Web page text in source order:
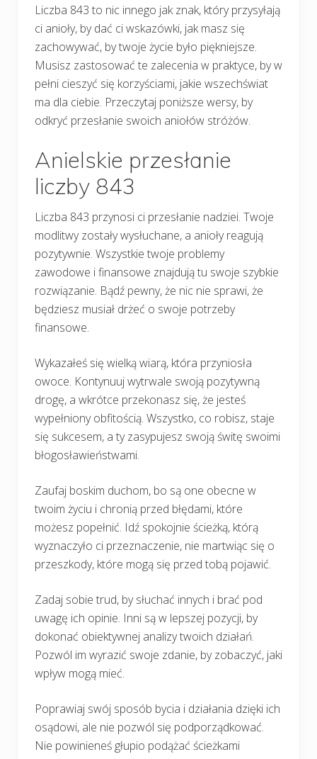
Liczba 843 to nic innego jak znak, który przysyłają
ci anioły, by dać ci wskazówki, jak masz się
zachowywać, by twoje życie było piękniejsze.
Musisz zastosować te zalecenia w praktyce, by w
pełni cieszyć się korzyściami, jakie wszechświat
ma dla ciebie. Przeczytaj poniższe wersy, by
odkryć przesłanie swoich aniołów stróżów.
Anielskie przesłanie
liczby 843
Liczba 843 przynosi ci przesłanie nadziei. Twoje
modlitwy zostały wysłuchane, a anioły reagują
pozytywnie. Wszystkie twoje problemy
zawodowe i finansowe znajdują tu swoje szybkie
rozwiązanie. Bądź pewny, że nic nie sprawi, że
będziesz musiał drżeć o swoje potrzeby
finansowe.
Wykazałeś się wielką wiarą, która przyniosła
owoce. Kontynuuj wytrwale swoją pozytywną
drogę, a wkrótce przekonasz się, że jesteś
wypełniony obfitością. Wszystko, co robisz, staje
się sukcesem, a ty zasypujesz swoją świtę swoimi
błogosławieństwami.
Zaufaj boskim duchom, bo są one obecne w
twoim życiu i chronią przed błędami, które
możesz popełnić. Idź spokojnie ścieżką, którą
wyznaczyło ci przeznaczenie, nie martwiąc się o
przeszkody, które mogą się przed tobą pojawić.
Zadaj sobie trud, by słuchać innych i brać pod
uwagę ich opinie. Inni są w lepszej pozycji, by
dokonać obiektywnej analizy twoich działań.
Pozwól im wyrazić swoje zdanie, by zobaczyć, jaki
wpływ mogą mieć.
Poprawiaj swój sposób bycia i działania dzięki ich
osądowi, ale nie pozwól się podporządkować.
Nie powinieneś głupio podążać ścieżkami